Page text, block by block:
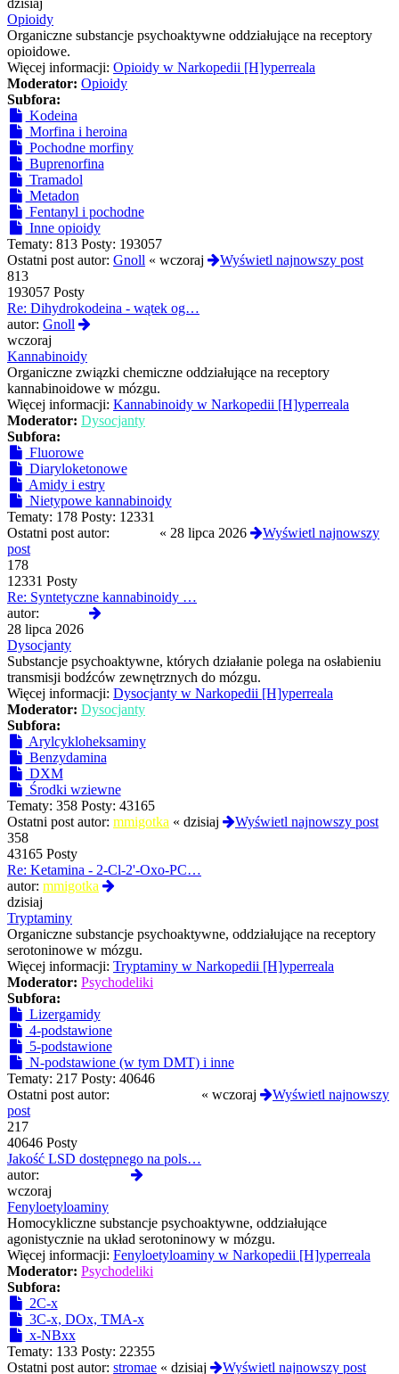
dzisiaj
Opioidy
Organiczne substancje psychoaktywne oddziałujące na receptory
opioidowe.
Więcej informacji: Opioidy w Narkopedii [H]yperreala
Moderator: Opioidy
Subfora:
Kodeina
Morfina i heroina
Pochodne morfiny
Buprenorfina
Tramadol
Metadon
Fentanyl i pochodne
Inne opioidy
Tematy: 813 Posty: 193057
Ostatni post autor: Gnoll « wczoraj
Wyświetl najnowszy post
813
193057 Posty
Re: Dihydrokodeina - wątek og…
autor: Gnoll
wczoraj
Kannabinoidy
Organiczne związki chemiczne oddziałujące na receptory
kannabinoidowe w mózgu.
Więcej informacji: Kannabinoidy w Narkopedii [H]yperreala
Moderator: Dysocjanty
Subfora:
Fluorowe
Diaryloketonowe
Amidy i estry
Nietypowe kannabinoidy
Tematy: 178 Posty: 12331
Ostatni post autor:
« 28 lipca 2026
Wyświetl najnowszy
post
178
12331 Posty
Re: Syntetyczne kannabinoidy …
autor:
28 lipca 2026
Dysocjanty
Substancje psychoaktywne, których działanie polega na osłabieniu
transmisji bodźców zewnętrznych do mózgu.
Więcej informacji: Dysocjanty w Narkopedii [H]yperreala
Moderator: Dysocjanty
Subfora:
Arylcykloheksaminy
Benzydamina
DXM
Środki wziewne
Tematy: 358 Posty: 43165
Ostatni post autor: mmigotka « dzisiaj
Wyświetl najnowszy post
358
43165 Posty
Re: Ketamina - 2-Cl-2'-Oxo-PC…
autor: mmigotka
dzisiaj
Tryptaminy
Organiczne substancje psychoaktywne, oddziałujące na receptory
serotoninowe w mózgu.
Więcej informacji: Tryptaminy w Narkopedii [H]yperreala
Moderator: Psychodeliki
Subfora:
Lizergamidy
4-podstawione
5-podstawione
N-podstawione (w tym DMT) i inne
Tematy: 217 Posty: 40646
Ostatni post autor:
« wczoraj
Wyświetl najnowszy
post
217
40646 Posty
Jakość LSD dostępnego na pols…
autor:
wczoraj
Fenyloetyloaminy
Homocykliczne substancje psychoaktywne, oddziałujące
agonistycznie na układ serotoninowy w mózgu.
Więcej informacji: Fenyloetyloaminy w Narkopedii [H]yperreala
Moderator: Psychodeliki
Subfora:
2C-x
3C-x, DOx, TMA-x
x-NBxx
Tematy: 133 Posty: 22355
Ostatni post autor: stromae « dzisiaj Wyświetl najnowszy post